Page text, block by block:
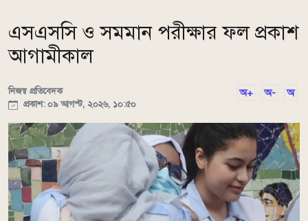
এসএসসি ও সমমান পরীক্ষার ফল প্রকাশ
আগামীকাল
নিজস্ব প্রতিবেদক
প্রকাশ: ০৯ আগস্ট, ২০২৬, ১০:৫০
অ+ অ- অ